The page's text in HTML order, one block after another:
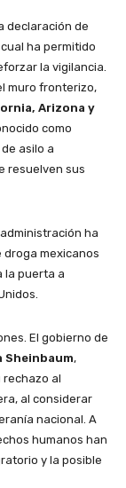
declaración de
ha permitido
la vigilancia.
muro fronterizo,
Arizona y
como
asilo a
resuelven sus
ha
mexicanos
la puerta a
El gobierno de
Sheinbaum,
al
al considerar
nacional. A
humanos han
y la posible